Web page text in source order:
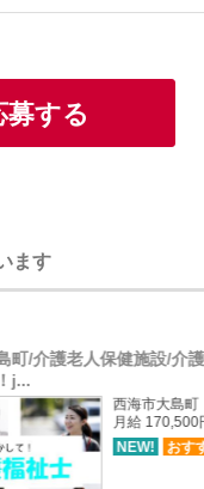
募する
ます
町/介護老人保健施設/介
j...
西海市大島町
月給 170,500
NEW!
おす